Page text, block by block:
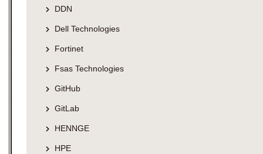
DDN
Dell Technologies
Fortinet
Fsas Technologies
GitHub
GitLab
HENNGE
HPE